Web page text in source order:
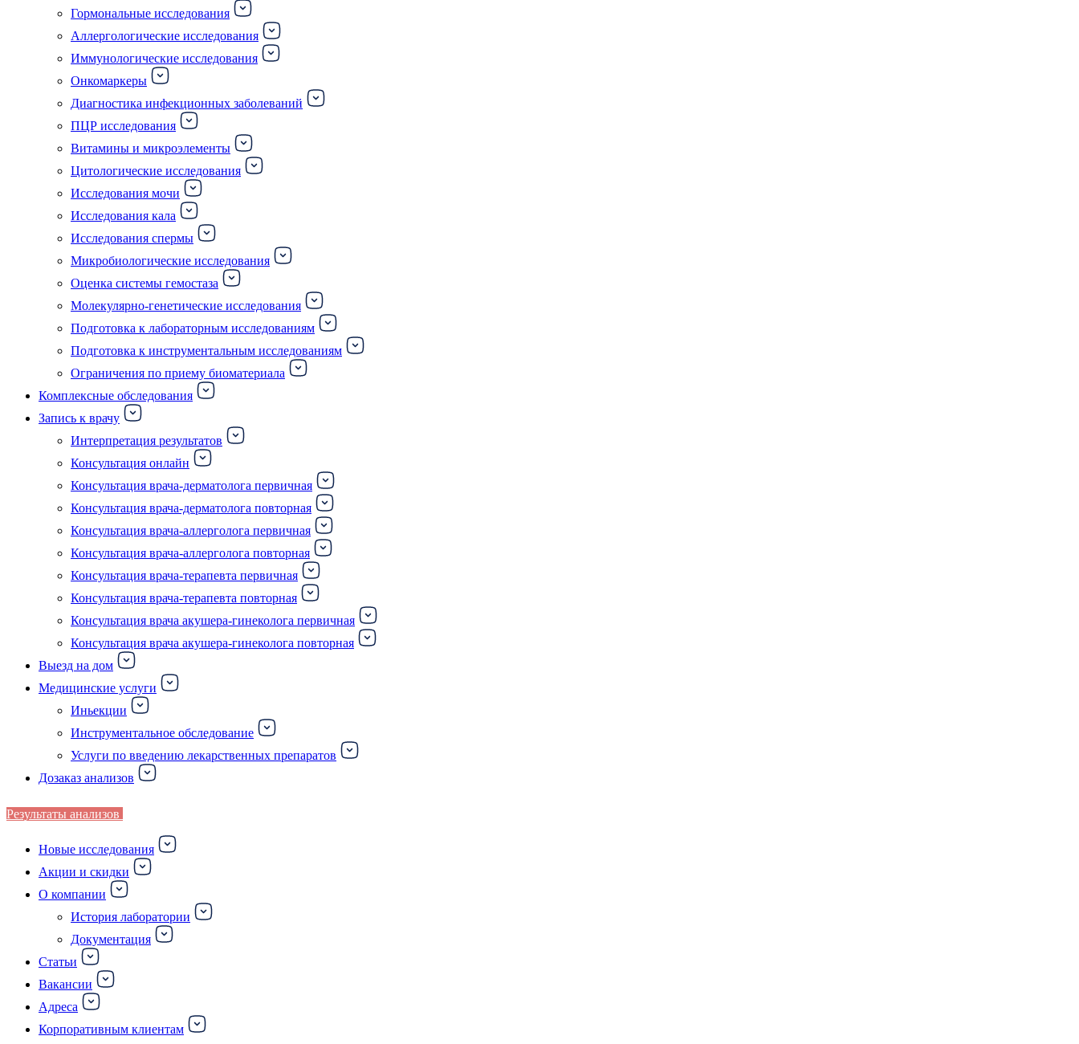
Гормональные исследования
Аллергологические исследования
Иммунологические исследования
Онкомаркеры
Диагностика инфекционных заболеваний
ПЦР исследования
Витамины и микроэлементы
Цитологические исследования
Исследования мочи
Исследования кала
Исследования спермы
Микробиологические исследования
Оценка системы гемостаза
Молекулярно-генетические исследования
Подготовка к лабораторным исследованиям
Подготовка к инструментальным исследованиям
Ограничения по приему биоматериала
Комплексные обследования
Запись к врачу
Интерпретация результатов
Консультация онлайн
Консультация врача-дерматолога первичная
Консультация врача-дерматолога повторная
Консультация врача-аллерголога первичная
Консультация врача-аллерголога повторная
Консультация врача-терапевта первичная
Консультация врача-терапевта повторная
Консультация врача акушера-гинеколога первичная
Консультация врача акушера-гинеколога повторная
Выезд на дом
Медицинские услуги
Иньекции
Инструментальное обследование
Услуги по введению лекарственных препаратов
Дозаказ анализов
Результаты анализов
Новые исследования
Акции и скидки
О компании
История лаборатории
Документация
Статьи
Вакансии
Адреса
Корпоративным клиентам